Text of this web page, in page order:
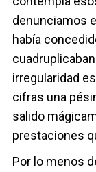
denunciamos
había
irregularidad
cifras una
salido
prestaciones
Por lo menos